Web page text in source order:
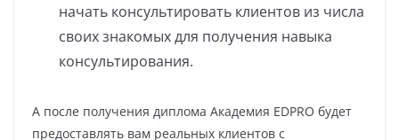
начать консультировать клиентов из числа
своих знакомых для получения навыка
консультирования.
А после получения диплома Академия EDPRO будет
предоставлять вам реальных клиентов с